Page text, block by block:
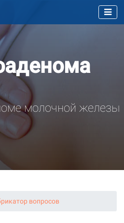
молочной железы
вопросов